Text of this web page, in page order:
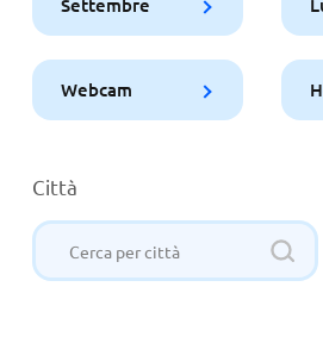
Settembre
Webcam
Città